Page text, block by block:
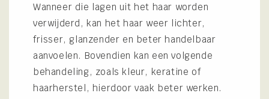
Wanneer die lagen uit het haar worden
verwijderd, kan het haar weer lichter,
frisser, glanzender en beter handelbaar
aanvoelen. Bovendien kan een volgende
behandeling, zoals kleur, keratine of
haarherstel, hierdoor vaak beter werken.